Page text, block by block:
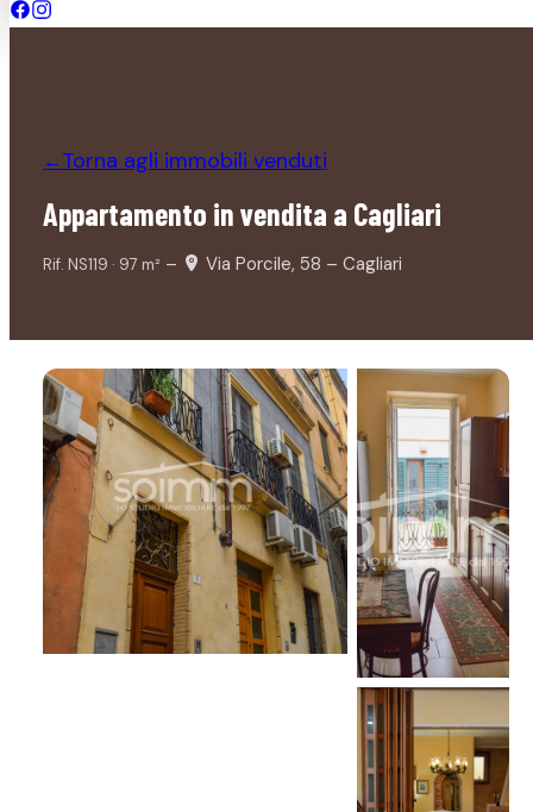
←Torna agli immobili venduti
Appartamento in vendita a Cagliari
Rif. NS119 · 97 m² – Via Porcile, 58 – Cagliari